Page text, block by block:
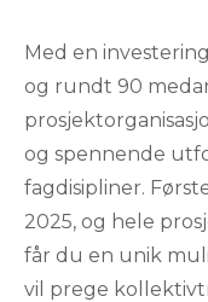
Med en
og rundt 90
og spennende
fagdisipliner.
2025, og hele
får du en unik
vil prege